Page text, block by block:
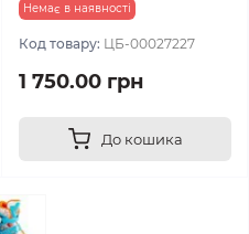
Немає в наявності
Код товару: ЦБ-00027227
1 750.00 грн
До кошика